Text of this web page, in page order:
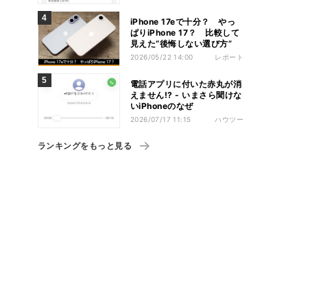
iPhone 17eで十分？ やっ
ぱりiPhone 17？ 比較して
見えた“後悔しない選び方”
2026/05/22 14:00 レポート
電話アプリに付いた赤丸が消
えません!? - いまさら聞けな
いiPhoneのなぜ
2026/07/17 11:15 ハウツー
ランキングをもっと見る